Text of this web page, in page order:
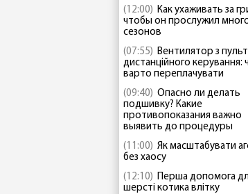
(12:00) Как ухаживать за
чтобы он прослужил
сезонов
(07:55) Вентилятор з
дистанційного керування:
варто переплачувати
(09:40) Опасно ли делать
подшивку? Какие
противопоказания важно
выявить до процедуры
(11:00) Як масштабувати
без хаосу
(12:10) Перша допомога
шерсті котика влітку